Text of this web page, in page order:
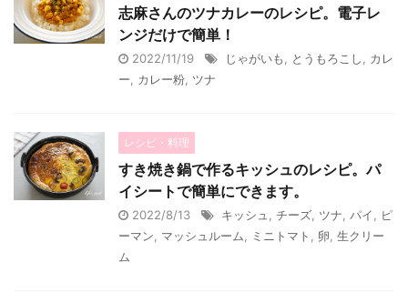
志麻さんのツナカレーのレシピ。電子レ
ンジだけで簡単！
2022/11/19 じゃがいも とうもろこし
カレ
ー
カレー粉 ツナ
レシピ・料理
すき焼き鍋で作るキッシュのレシピ。パ
イシートで簡単にできます。
2022/8/13 キッシュ チーズ ツナ パイ
ピ
ーマン
マッシュルーム ミニトマト 卵 生クリー
ム